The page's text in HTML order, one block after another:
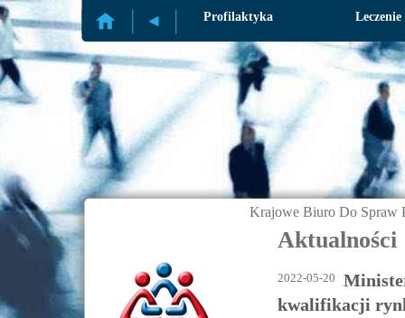
Profilaktyka Leczenie
Krajowe Biuro Do Spraw
Aktualności
2022-05-20
kwalifikacji